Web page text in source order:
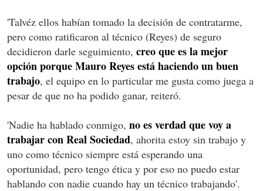
'Talvéz ellos habían tomado la decisión de contratarme,
pero como ratificaron al técnico (Reyes) de seguro
decidieron darle seguimiento, creo que es la mejor
opción porque Mauro Reyes está haciendo un buen
trabajo, el equipo en lo particular me gusta como juega a
pesar de que no ha podido ganar, reiteró.
'Nadie ha hablado conmigo, no es verdad que voy a
trabajar con Real Sociedad, ahorita estoy sin trabajo y
uno como técnico siempre está esperando una
oportunidad, pero tengo ética y por eso no puedo estar
hablando con nadie cuando hay un técnico trabajando'.